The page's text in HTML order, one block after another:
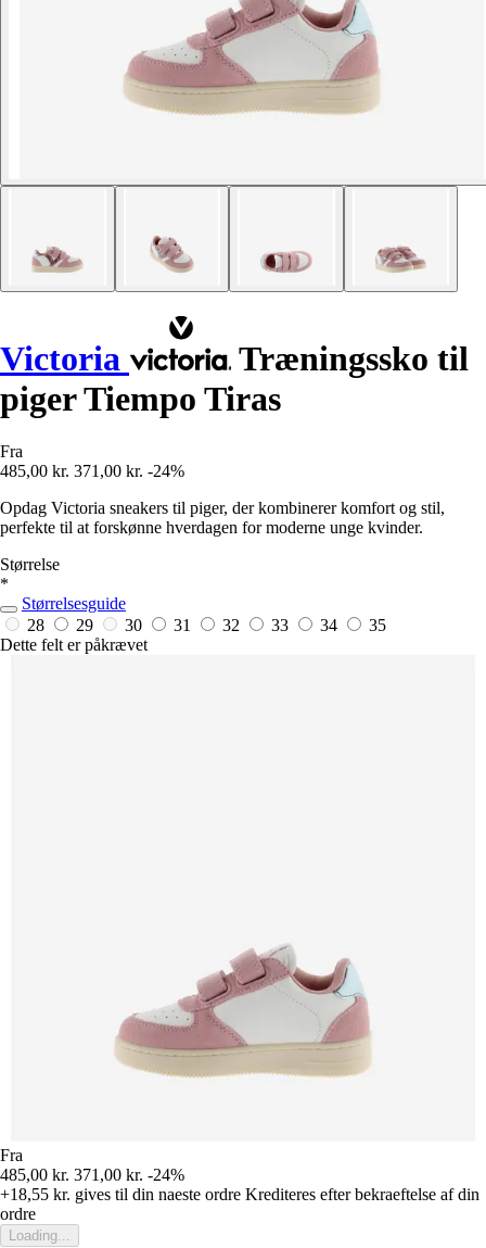
Victoria
Træningssko til
piger Tiempo Tiras
Fra
485,00 kr. 371,00 kr. -24%
Opdag Victoria sneakers til piger, der kombinerer komfort og stil,
perfekte til at forskønne hverdagen for moderne unge kvinder.
Størrelse
*
Størrelsesguide
28
29 30 31 32 33 34
35
Dette felt er påkrævet
Fra
485,00 kr. 371,00 kr. -24%
+18,55 kr. gives til din naeste ordre Krediteres efter bekraeftelse af din
ordre
Loading...